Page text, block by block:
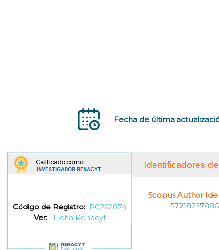
Fecha de última
Código de Registro: P0262874
Ver:
Ficha Renacyt
Scopus Author
57218227886